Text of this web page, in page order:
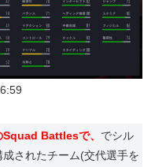
Battlesで、 でシル
されたチーム(交代選手を